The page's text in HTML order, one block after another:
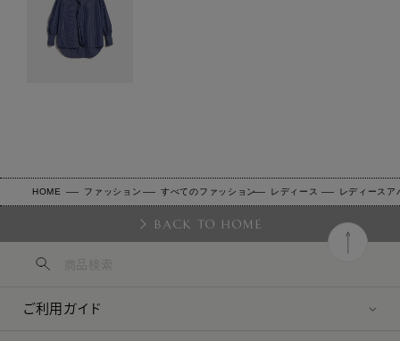
HOME ファッション すべてのファッション レディース レディースア
BACK TO HOME
ご利用ガイド